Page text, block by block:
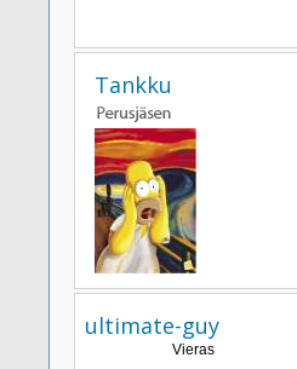
Tankku
ultimate-guy
Vieras